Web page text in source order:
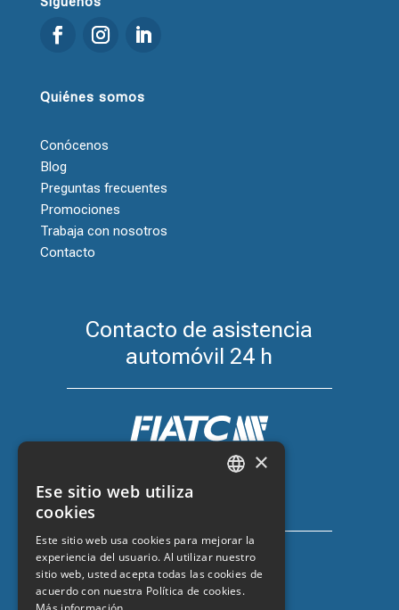
Quiénes somos
Conócenos
Blog
Preguntas frecuentes
Promociones
Trabaja con nosotros
Contacto
Contacto de asistencia
automóvil 24 h
+34 918 66 98 06
ENGLISH
FRENCH
×
Ese sitio web utiliza
cookies
Este sitio web usa cookies para mejorar la
experiencia del usuario. Al utilizar nuestro
sitio web, usted acepta todas las cookies de
acuerdo con nuestra Política de cookies.